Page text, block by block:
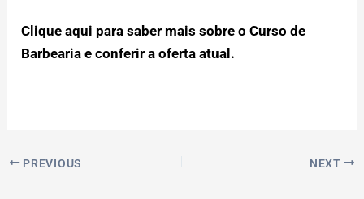
Clique aqui para saber mais sobre o Curso de
Barbearia e conferir a oferta atual.
PREVIOUS NEXT